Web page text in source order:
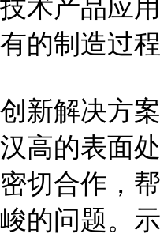
技术产品应
有的制造过程
创新解决方案
汉高的表面
密切合作，
峻的问题。